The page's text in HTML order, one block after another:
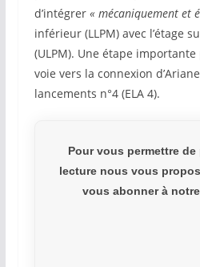
d’intégrer « mécaniquement et
inférieur (LLPM) avec l’étage
(ULPM). Une étape importante
voie vers la connexion
lancements n°4 (ELA 4).
Pour vous permettre
lecture nous vous
vous abonner à